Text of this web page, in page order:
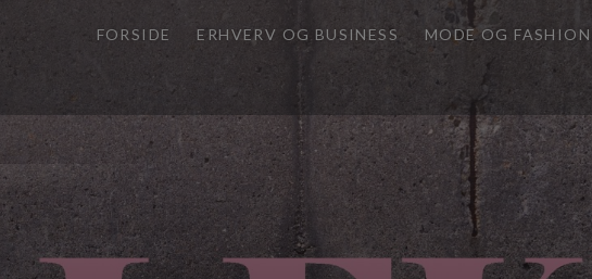
FORSIDE ERHVERV OG BUSINESS MODE OG FASHION